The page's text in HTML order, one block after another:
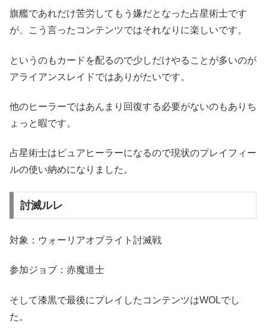
旗艦であれだけ苦労してもう嫌だとなった占星術士です
が、こう言ったコンテンツではそれなりに楽しいです。
というのもカードを配るので少しだけやることが多いのが
アライアンスレイドではありがたいです。
他のヒーラーではあんまり回復する必要がないのもありち
ょっと暇です。
占星術士はピュアヒーラーになるので現状のプレイフィー
ルの使い納めになりました。
討滅ルレ
対象：ウォーリアオブライト討滅戦
参加ジョブ：赤魔道士
そして漆黒で最後にプレイしたコンテンツはWOLでし
た。